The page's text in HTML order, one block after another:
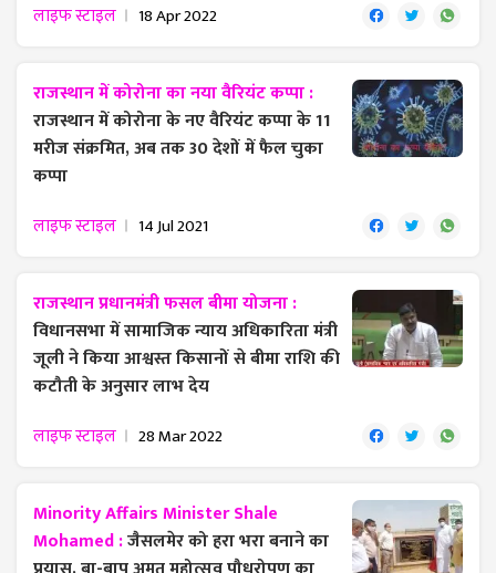
लाइफ स्टाइल 18 Apr 2022
राजस्थान में कोरोना का नया वैरियंट कप्पा :
राजस्थान में कोरोना के नए वैरियंट कप्पा के 11
मरीज संक्रमित, अब तक 30 देशों में फैल चुका
कप्पा
लाइफ स्टाइल 14 Jul 2021
राजस्थान प्रधानमंत्री फसल बीमा योजना :
विधानसभा में सामाजिक न्याय अधिकारिता मंत्री
जूली ने किया आश्वस्त किसानों से बीमा राशि की
कटौती के अनुसार लाभ देय
लाइफ स्टाइल 28 Mar 2022
Minority Affairs Minister Shale
Mohamed :जैसलमेर को हरा भरा बनाने का